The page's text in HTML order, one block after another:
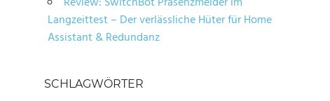
Langzeittest – Der verlässliche Hüter für Home
Assistant & Redundanz
SCHLAGWÖRTER